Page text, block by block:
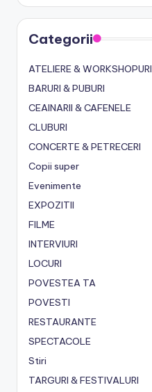
Categorii
ATELIERE & WORKSHOPURI
BARURI & PUBURI
CEAINARII & CAFENELE
CLUBURI
CONCERTE & PETRECERI
Copii super
Evenimente
EXPOZITII
FILME
INTERVIURI
LOCURI
POVESTEA TA
POVESTI
RESTAURANTE
SPECTACOLE
Stiri
TARGURI & FESTIVALURI